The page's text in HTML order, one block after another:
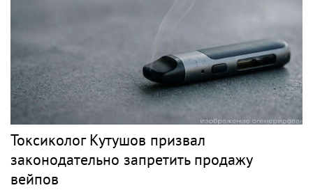
Токсиколог Кутушов призвал
законодательно запретить продажу
вейпов